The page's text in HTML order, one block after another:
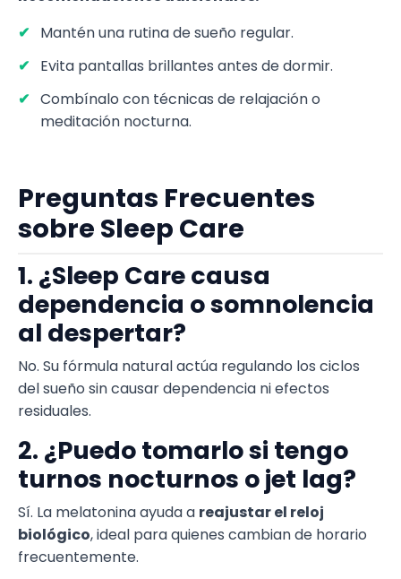
Mantén una rutina de sueño regular.
Evita pantallas brillantes antes de dormir.
Combínalo con técnicas de relajación o
meditación nocturna.
Preguntas Frecuentes
sobre Sleep Care
1. ¿Sleep Care causa
dependencia o somnolencia
al despertar?
No. Su fórmula natural actúa regulando los ciclos
del sueño sin causar dependencia ni efectos
residuales.
2. ¿Puedo tomarlo si tengo
turnos nocturnos o jet lag?
Sí. La melatonina ayuda a reajustar el reloj
biológico, ideal para quienes cambian de horario
frecuentemente.